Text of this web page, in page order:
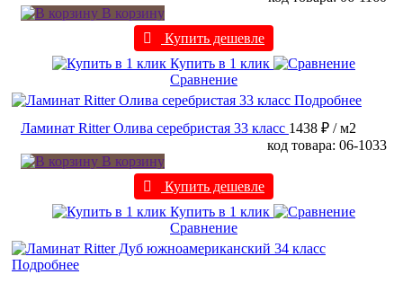
В корзину
Купить дешевле
Купить в 1 клик
Сравнение
Подробнее
Ламинат Ritter Олива серебристая 33 класс 1438 ₽ / м2
код товара: 06-1033
В корзину
Купить дешевле
Купить в 1 клик
Сравнение
Подробнее